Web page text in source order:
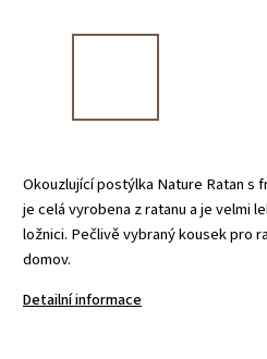
Okouzlující postýlka Nature Ratan s
je celá vyrobena z ratanu a je velmi
ložnici. Pečlivě vybraný kousek pro
domov.
Detailní informace